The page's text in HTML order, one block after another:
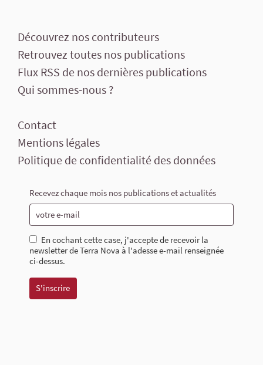
Découvrez nos contributeurs
Retrouvez toutes nos publications
Flux RSS de nos dernières publications
Qui sommes-nous ?
Contact
Mentions légales
Politique de confidentialité des données
Recevez chaque mois nos publications et actualités
En cochant cette case, j'accepte de recevoir la
newsletter de Terra Nova à l'adesse e-mail renseignée
ci-dessus.